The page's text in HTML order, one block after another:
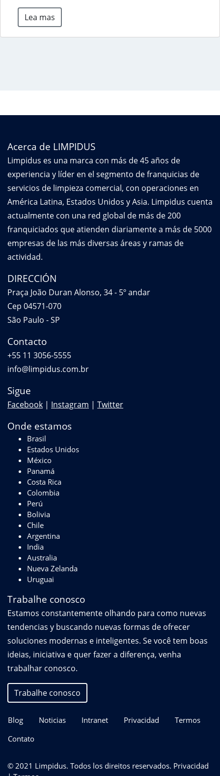
Lea mas
Acerca de LIMPIDUS
Limpidus es una marca con más de 45 años de
experiencia y líder en el segmento de franquicias de
servicios de limpieza comercial, con operaciones en
América Latina, Estados Unidos y Asia. Limpidus cuenta
actualmente con una red global de más de 200
franquiciados que atienden diariamente a más de 5000
empresas de las más diversas áreas y ramas de
actividad.
DIRECCIÓN
Praça João Duran Alonso, 34 - 5º andar
Cep 04571-070
São Paulo - SP
Contacto
+55 11 3056-5555
info@limpidus.com.br
Sigue
Facebook | Instagram | Twitter
Onde estamos
Brasil
Estados Unidos
México
Panamá
Costa Rica
Colombia
Perú
Bolivia
Chile
Argentina
India
Australia
Nueva Zelanda
Uruguai
Trabalhe conosco
Estamos constantemente olhando para como nuevas
tendencias y buscando nuevas formas de ofrecer
soluciones modernas e inteligentes. Se você tem boas
ideias, iniciativa e quer fazer a diferença, venha
trabalhar conosco.
Trabalhe conosco
Blog Noticias Intranet Privacidad
Termos
Contato
© 2021 Limpidus. Todos los direitos reservados. Privacidad